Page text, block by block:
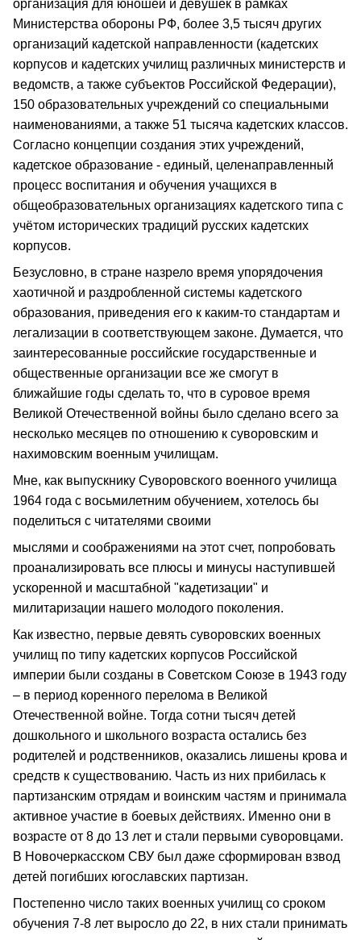
организация для юношей и девушек в рамках
Министерства обороны РФ, более 3,5 тысяч других
организаций кадетской направленности (кадетских
корпусов и кадетских училищ различных министерств и
ведомств, а также субъектов Российской Федерации),
150 образовательных учреждений со специальными
наименованиями, а также 51 тысяча кадетских классов.
Согласно концепции создания этих учреждений,
кадетское образование - единый, целенаправленный
процесс воспитания и обучения учащихся в
общеобразовательных организациях кадетского типа с
учётом исторических традиций русских кадетских
корпусов.
Безусловно, в стране назрело время упорядочения
хаотичной и раздробленной системы кадетского
образования, приведения его к каким-то стандартам и
легализации в соответствующем законе. Думается, что
заинтересованные российские государственные и
общественные организации все же смогут в
ближайшие годы сделать то, что в суровое время
Великой Отечественной войны было сделано всего за
несколько месяцев по отношению к суворовским и
нахимовским военным училищам.
Мне, как выпускнику Суворовского военного училища
1964 года с восьмилетним обучением, хотелось бы
поделиться с читателями своими
мыслями и соображениями на этот счет, попробовать
проанализировать все плюсы и минусы наступившей
ускоренной и масштабной "кадетизации" и
милитаризации нашего молодого поколения.
Как известно, первые девять суворовских военных
училищ по типу кадетских корпусов Российской
империи были созданы в Советском Союзе в 1943 году
– в период коренного перелома в Великой
Отечественной войне. Тогда сотни тысяч детей
дошкольного и школьного возраста остались без
родителей и родственников, оказались лишены крова и
средств к существованию. Часть из них прибилась к
партизанским отрядам и воинским частям и принимала
активное участие в боевых действиях. Именно они в
возрасте от 8 до 13 лет и стали первыми суворовцами.
В Новочеркасском СВУ был даже сформирован взвод
детей погибших югославских партизан.
Постепенно число таких военных училищ со сроком
обучения 7-8 лет выросло до 22, в них стали принимать